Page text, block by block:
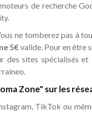
de recherche
ne tomberez pas à
5€valide. Pour en être
des sites spécialisés
Zone" sur les
TikTok ou